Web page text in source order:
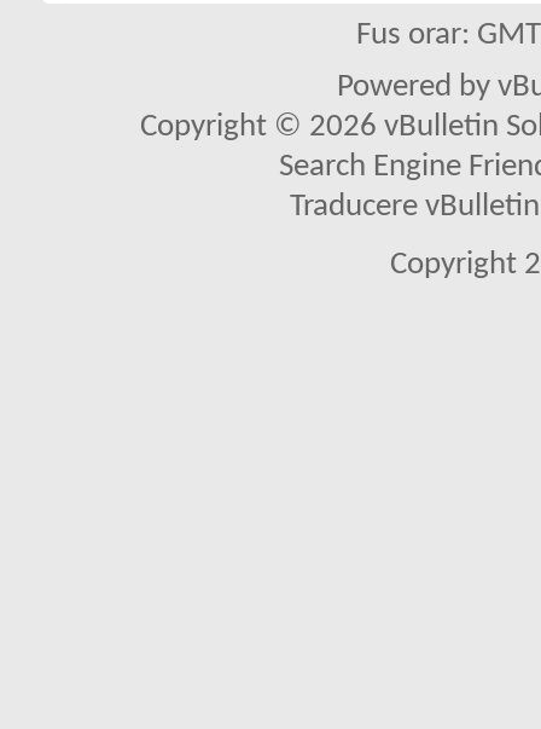
Fus orar:
Powered by
Copyright © 2026 vBulletin
Search Engine
Traducere
Copyright